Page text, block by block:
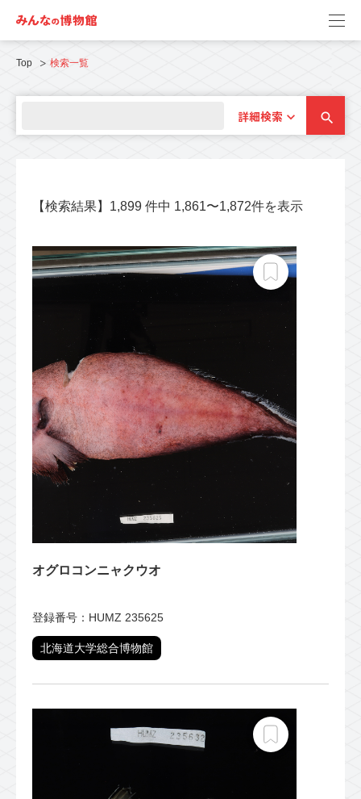
Top 検索一覧
詳細検索
【検索結果】1,899 件中 1,861〜1,872件を表示
オグロコンニャクウオ
登録番号：HUMZ 235625
北海道大学総合博物館